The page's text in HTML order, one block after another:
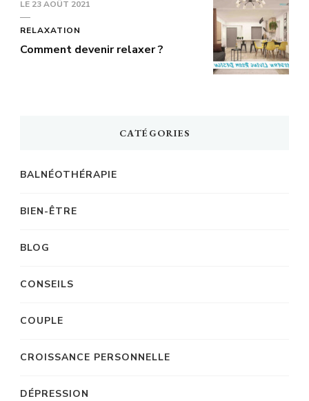
LE 23 AOÛT 2021
RELAXATION
Comment devenir relaxer ?
CATÉGORIES
BALNÉOTHÉRAPIE
BIEN-ÊTRE
BLOG
CONSEILS
COUPLE
CROISSANCE PERSONNELLE
DÉPRESSION